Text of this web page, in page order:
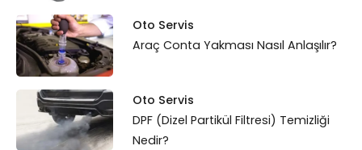
Oto Servis
Araç Conta Yakması Nasıl Anlaşılır?
Oto Servis
DPF (Dizel Partikül Filtresi) Temizliği
Nedir?